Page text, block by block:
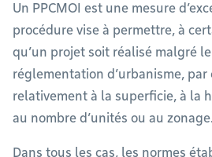
Un PPCMOI est une mesure
procédure vise à permettre, à
qu’un projet soit réalisé malgré
réglementation d’urbanisme, par
relativement à la superficie, à la
au nombre d’unités ou au zonage.
Dans tous les cas, les normes